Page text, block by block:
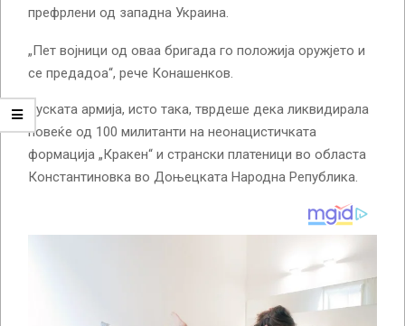
префрлени од западна Украина.
„Пет војници од оваа бригада го положија оружјето и
се предадоа“, рече Конашенков.
Руската армија, исто така, тврдеше дека ликвидирала
повеќе од 100 милитанти на неонацистичката
формација „Кракен“ и странски платеници во областа
Константиновка во Доњецката Народна Република.